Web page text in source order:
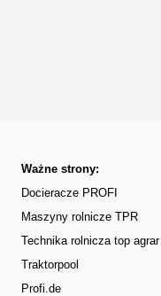
Ważne strony:
Docieracze PROFI
Maszyny rolnicze TPR
Technika rolnicza top agrar
Traktorpool
Profi.de